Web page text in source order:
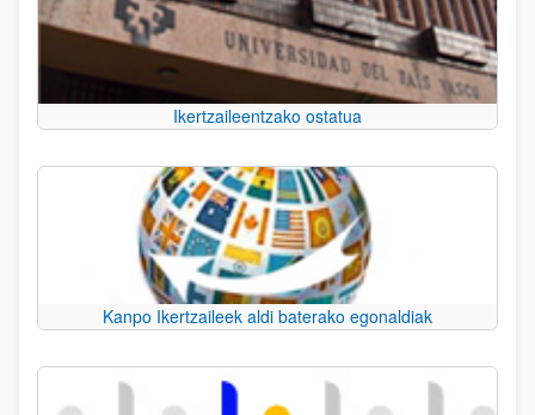
Ikertzaileentzako ostatua
Kanpo Ikertzaileek aldi baterako egonaldiak